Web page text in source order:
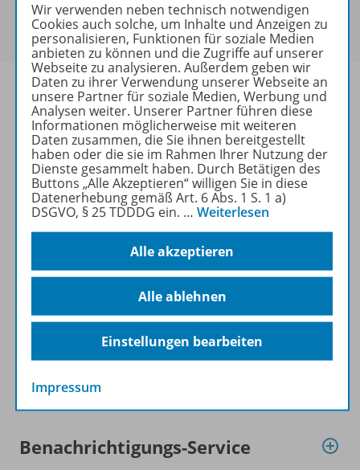
Studenten/Studentinnen und Universitätslehrenden
erworben werden.
Produktinformationen
Beschreibung
Lizenzbedingungen
Zugehörige Produkte
Demoversion
Benachrichtigungs-Service
Wir verwenden neben technisch notwendigen
Cookies auch solche, um Inhalte und Anzeigen zu
personalisieren, Funktionen für soziale Medien
anbieten zu können und die Zugriffe auf unserer
Webseite zu analysieren. Außerdem geben wir
Daten zu ihrer Verwendung unserer Webseite an
unsere Partner für soziale Medien, Werbung und
Analysen weiter. Unserer Partner führen diese
Informationen möglicherweise mit weiteren
Daten zusammen, die Sie ihnen bereitgestellt
haben oder die sie im Rahmen Ihrer Nutzung der
Dienste gesammelt haben. Durch Betätigen des
Buttons „Alle Akzeptieren“ willigen Sie in diese
Datenerhebung gemäß Art. 6 Abs. 1 S. 1 a)
DSGVO, § 25 TDDDG ein. … Weiterlesen
Alle akzeptieren
Alle ablehnen
Einstellungen bearbeiten
Impressum